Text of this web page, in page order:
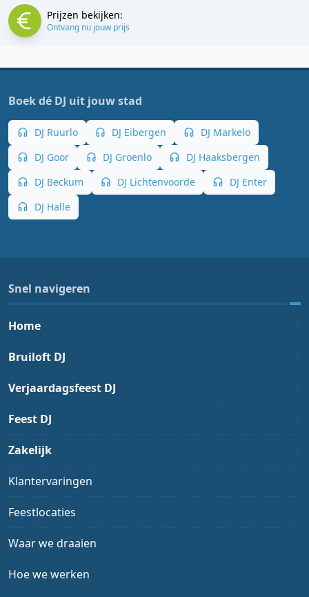
Prijzen bekijken:
Ontvang nu jouw prijs
Boek dé DJ uit jouw stad
DJ Ruurlo DJ Eibergen
DJ Markelo
DJ Goor
DJ Groenlo
DJ Haaksbergen
DJ Beckum
DJ Lichtenvoorde
DJ Enter
DJ Halle
Snel navigeren
Home
Bruiloft DJ
Verjaardagsfeest DJ
Feest DJ
Zakelijk
Klantervaringen
Feestlocaties
Waar we draaien
Hoe we werken